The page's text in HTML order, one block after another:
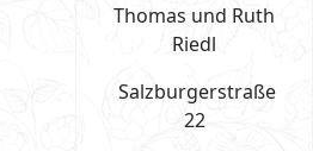
Thomas und Ruth
Riedl
Salzburgerstraße
22